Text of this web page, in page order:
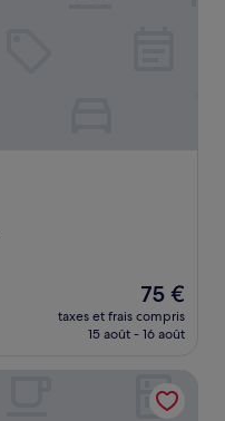
Le
nouveau
prix
de
75 €
75 €
taxes et frais compris
15 août - 16 août